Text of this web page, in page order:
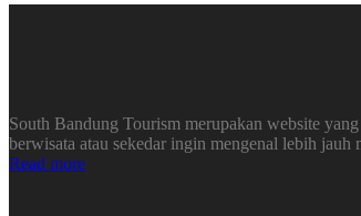
South Bandung Tourism merupakan website
berwisata atau sekedar ingin mengenal lebih
Read more